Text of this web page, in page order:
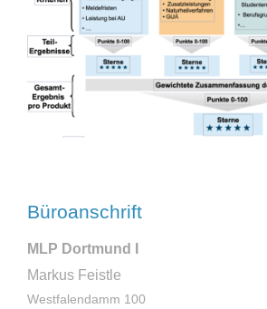
Büroanschrift
MLP Dortmund I
Markus Feistle
Westfalendamm 100